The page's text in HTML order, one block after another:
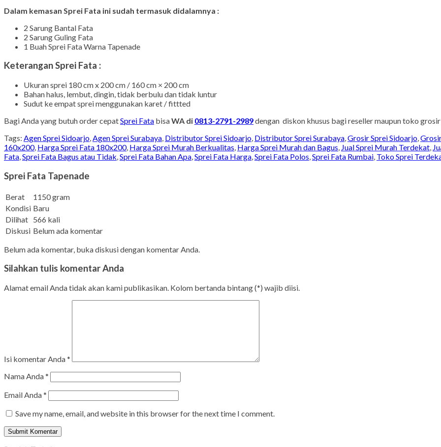
Dalam kemasan Sprei Fata ini sudah termasuk didalamnya :
2 Sarung Bantal Fata
2 Sarung Guling Fata
1 Buah Sprei Fata Warna Tapenade
Keterangan Sprei Fata :
Ukuran sprei 180 cm x 200 cm / 160 cm × 200 cm
Bahan halus, lembut, dingin, tidak berbulu dan tidak luntur
Sudut ke empat sprei menggunakan karet / fittted
Bagi Anda yang butuh order cepatSprei Fata bisaWA di 0813-2791-2989dengan diskon khusus bagi reseller maupun toko
Tags: Agen Sprei Sidoarjo,Agen Sprei Surabaya, Distributor Sprei Sidoarjo, Distributor Sprei Surabaya,Grosir Sprei Sidoarjo,
160x200, Harga Sprei Fata 180x200, Harga Sprei Murah Berkualitas, Harga Sprei Murah dan Bagus, Jual Sprei Murah Terdekat,
Fata,Sprei Fata Bagus atau Tidak,Sprei Fata Bahan Apa,Sprei Fata Harga,Sprei Fata Polos,Sprei Fata Rumbai, Toko Sprei
Sprei Fata Tapenade
Berat
1150 gram
Kondisi Baru
Dilihat 566 kali
Diskusi Belum ada komentar
Belum ada komentar, buka diskusi dengan komentar Anda.
Silahkan tulis komentar Anda
Alamat email Anda tidak akan kami publikasikan. Kolom bertanda bintang (*) wajib diisi.
Isi komentar Anda*
Nama Anda*
Email Anda*
Save my name, email, and website in this browser for the next time I comment.